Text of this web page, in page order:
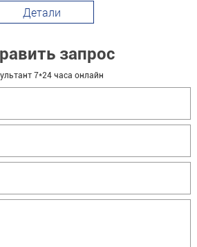
Детали
запрос
7*24 часа онлайн